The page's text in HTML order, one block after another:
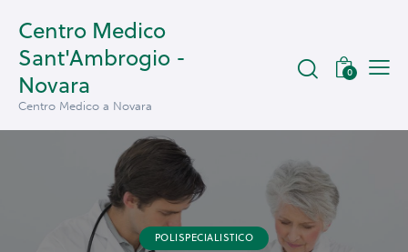
Centro Medico
Sant'Ambrogio -
Novara
Centro Medico a Novara
0
POLISPECIALISTICO